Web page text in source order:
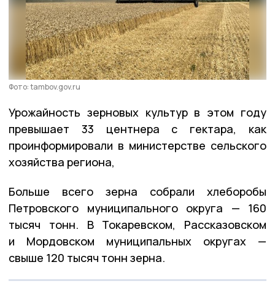
Фото: tambov.gov.ru
Урожайность зерновых культур в этом году
превышает 33 центнера с гектара, как
проинформировали в министерстве сельского
хозяйства региона,
Больше всего зерна собрали хлеборобы
Петровского муниципального округа — 160
тысяч тонн. В Токаревском, Рассказовском
и Мордовском муниципальных округах —
свыше 120 тысяч тонн зерна.